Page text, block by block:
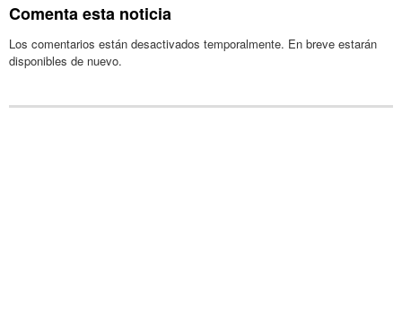
Comenta esta noticia
Los comentarios están desactivados temporalmente. En breve estarán
disponibles de nuevo.